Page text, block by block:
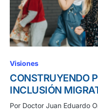
Visiones
CONSTRUYENDO
INCLUSIÓN
Por Doctor Juan Eduardo